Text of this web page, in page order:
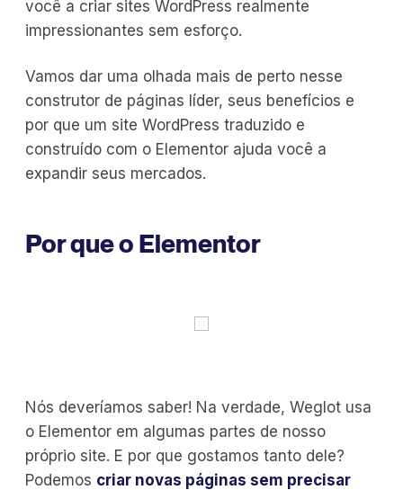
você a criar sites WordPress realmente
impressionantes sem esforço.
Vamos dar uma olhada mais de perto nesse
construtor de páginas líder, seus benefícios e
por que um site WordPress traduzido e
construído com o Elementor ajuda você a
expandir seus mercados.
Por que o Elementor
Nós deveríamos saber! Na verdade, Weglot usa
o Elementor em algumas partes de nosso
próprio site. E por que gostamos tanto dele?
Podemos criar novas páginas sem precisar